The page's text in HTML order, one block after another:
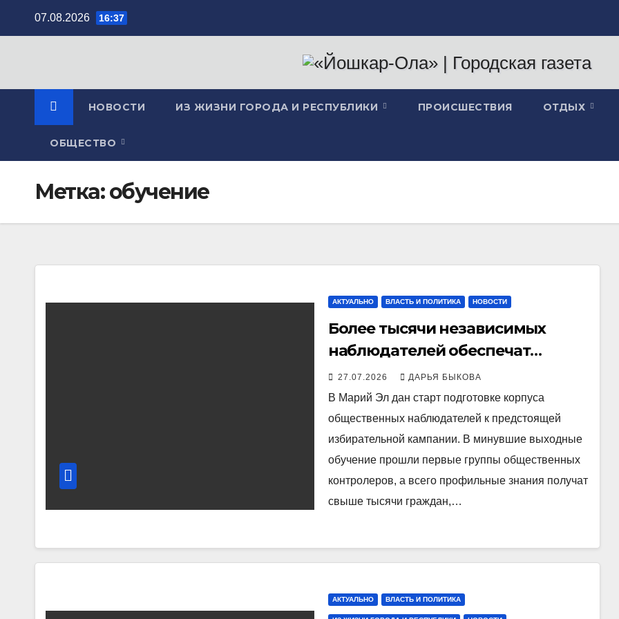
07.08.2026 16:37
НОВОСТИ ИЗ ЖИЗНИ ГОРОДА И РЕСПУБЛИКИ ПРОИСШЕСТВИЯ ОТДЫХ
ОБЩЕСТВО
Метка:обучение
АКТУАЛЬНО ВЛАСТЬ И ПОЛИТИКА НОВОСТИ
Более тысячи независимых
наблюдателей обеспечат
контроль на выборах в Марий Эл
27.07.2026 ДАРЬЯ БЫКОВА
В Марий Эл дан старт подготовке корпуса
общественных наблюдателей к предстоящей
избирательной кампании. В минувшие выходные
обучение прошли первые группы общественных
контролеров, а всего профильные знания получат
свыше тысячи граждан,…
АКТУАЛЬНО ВЛАСТЬ И ПОЛИТИКА